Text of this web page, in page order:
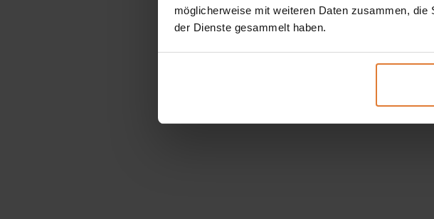
möglicherweise mit weiteren Daten zusammen,
der Dienste gesammelt haben.